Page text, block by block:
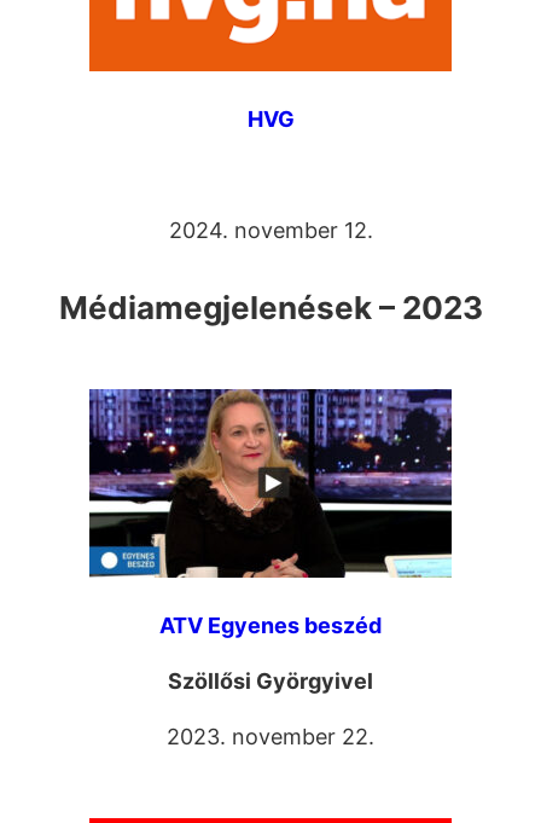
HVG
2024. november 12.
Médiamegjelenések – 2023
ATV Egyenes beszéd
Szöllősi Györgyivel
2023. november 22.